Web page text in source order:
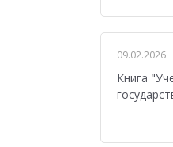
09.02.2026
Книга